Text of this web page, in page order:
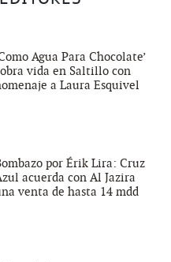
Agua Para Chocolate’
vida en Saltillo con
a Laura Esquivel
por Érik Lira: Cruz
acuerda con Al Jazira
venta de hasta 14 mdd